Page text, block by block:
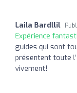
Laila Bardllil
Expérience
guides qui sont
présentent toute
vivement!